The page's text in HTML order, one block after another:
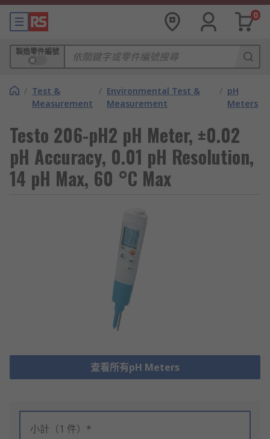
0
製造零件編號
/ Test &
Measurement
/ Environmental Test &
Measurement
/ pH
Meters
Testo 206-pH2 pH Meter, ±0.02
pH Accuracy, 0.01 pH Resolution,
14 pH Max, 60 °C Max
查看所有pH Meters
小計（1 件）*